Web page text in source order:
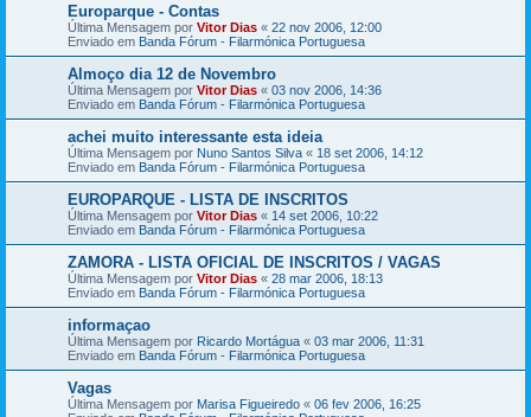
Europarque - Contas
Última Mensagem por Vitor Dias « 22 nov 2006, 12:00
Enviado em Banda Fórum - Filarmónica Portuguesa
Almoço dia 12 de Novembro
Última Mensagem por Vitor Dias « 03 nov 2006, 14:36
Enviado em Banda Fórum - Filarmónica Portuguesa
achei muito interessante esta ideia
Última Mensagem por Nuno Santos Silva « 18 set 2006, 14:12
Enviado em Banda Fórum - Filarmónica Portuguesa
EUROPARQUE - LISTA DE INSCRITOS
Última Mensagem por Vitor Dias « 14 set 2006, 10:22
Enviado em Banda Fórum - Filarmónica Portuguesa
ZAMORA - LISTA OFICIAL DE INSCRITOS / VAGAS
Última Mensagem por Vitor Dias « 28 mar 2006, 18:13
Enviado em Banda Fórum - Filarmónica Portuguesa
informaçao
Última Mensagem por Ricardo Mortágua « 03 mar 2006, 11:31
Enviado em Banda Fórum - Filarmónica Portuguesa
Vagas
Última Mensagem por Marisa Figueiredo « 06 fev 2006, 16:25